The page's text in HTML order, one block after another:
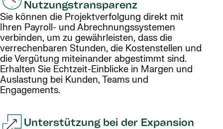
Nutzungstransparenz
Sie können die Projektverfolgung direkt mit
Ihren Payroll- und Abrechnungssystemen
verbinden, um zu gewährleisten, dass die
verrechenbaren Stunden, die Kostenstellen und
die Vergütung miteinander abgestimmt sind.
Erhalten Sie Echtzeit-Einblicke in Margen und
Auslastung bei Kunden, Teams und
Engagements.
Unterstützung bei der Expansion